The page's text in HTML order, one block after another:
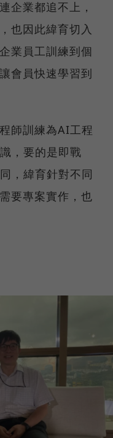
企業都追不上，
也因此緯育切入
業員工訓練到個
會員快速學習到
師訓練為AI工程
，要的是即戰
，緯育針對不同
要專案實作，也